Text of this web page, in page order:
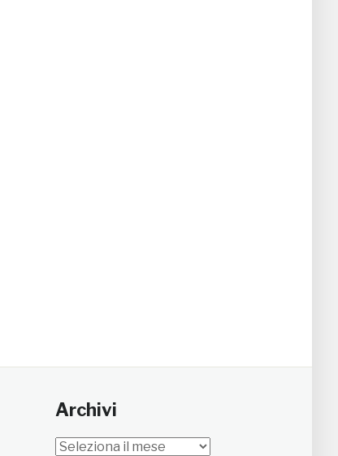
Archivi
Archivi